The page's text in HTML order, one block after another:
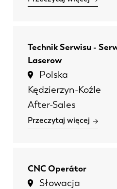
Technik Serwisu -
Laserow
Polska
Kędzierzyn-Koźle
After-Sales
Przeczytaj więcej
CNC Operátor
Słowacja